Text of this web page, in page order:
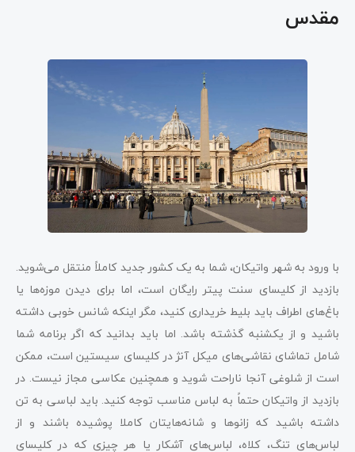
مقدس
با ورود به شهر واتیکان، شما به یک کشور جدید کاملاً منتقل می‌شوید.
بازدید از کلیسای سنت پیتر رایگان است، اما برای دیدن موزه‌ها یا
باغ‌های اطراف باید بلیط خریداری کنید، مگر اینکه شانس خوبی داشته
باشید و از یکشنبه گذشته باشد. اما باید بدانید که اگر برنامه شما
شامل تماشای نقاشی‌های میکل آنژ در کلیسای سیستین است، ممکن
است از شلوغی آنجا ناراحت شوید و همچنین عکاسی مجاز نیست. در
بازدید از واتیکان حتماً به لباس مناسب توجه کنید. باید لباسی به تن
داشته باشید که زانوها و شانه‌هایتان کاملا پوشیده باشند و از
لباس‌های تنگ، کلاه، لباس‌های آشکار یا هر چیزی که در کلیسای